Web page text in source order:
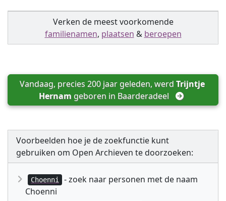
Verken de meest voorkomende
familienamen, plaatsen & beroepen
Vandaag, precies 200 jaar geleden, werd Trijntje
Hernam geboren in Baarderadeel
Voorbeelden hoe je de zoekfunctie kunt
gebruiken om Open Archieven te doorzoeken:
Choenni
- zoek naar personen met de naam
Choenni